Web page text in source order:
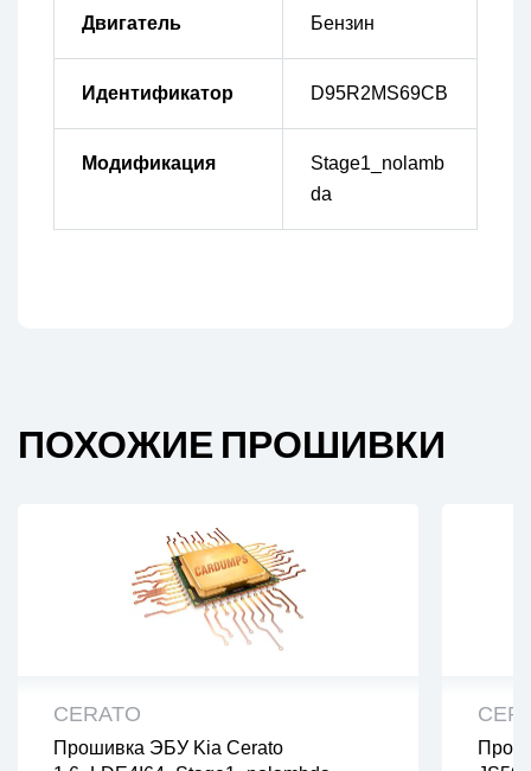
Двигатель Бензин
Идентификатор D95R2MS69CB
Модификация
Stage1_nolamb
da
ПОХОЖИЕ ПРОШИВКИ
CERATO
Прошивка ЭБУ Kia Cerato
все файлы проверены на вирусы
все